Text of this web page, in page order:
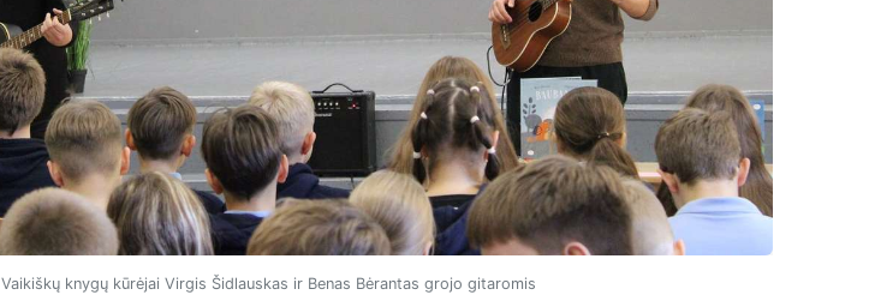
Vaikiškų knygų kūrėjai Virgis Šidlauskas ir Benas Bėrantas grojo gitaromis